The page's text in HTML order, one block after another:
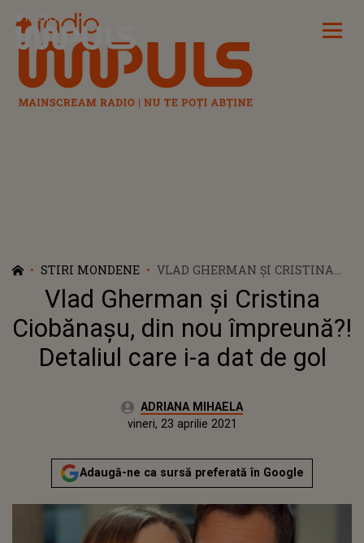
Radio Impuls
STIRI MONDENE
VLAD GHERMAN ȘI CRISTINA
CIOBĂNAȘU, DIN NOU
ÎMPREUNĂ?! DETALIUL CARE I-
A DAT DE GOL
Vlad Gherman și Cristina
Ciobănașu, din nou împreună?!
Detaliul care i-a dat de gol
Autor:ADRIANA MIHAELA
Actualizat:
vineri, 23 aprilie 2021
Adaugă-ne ca sursă preferată în Google